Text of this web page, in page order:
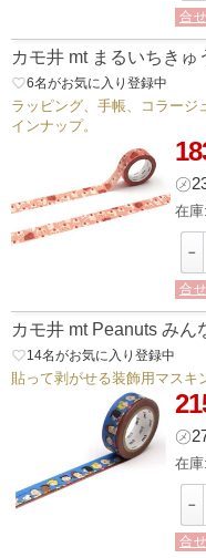
合
カモ井 mt まるいちき
favorite_border6名がお気に入り登録中
ラッピング、手帳、コラージ
インナップ。
㋱
在庫:
－
合
カモ井 mt Peanuts み
favorite_border14名がお気に入り登録中
貼って剥がせる装飾用マスキ
㋱
在庫:
－
合